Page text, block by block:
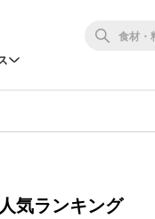
人気ランキング